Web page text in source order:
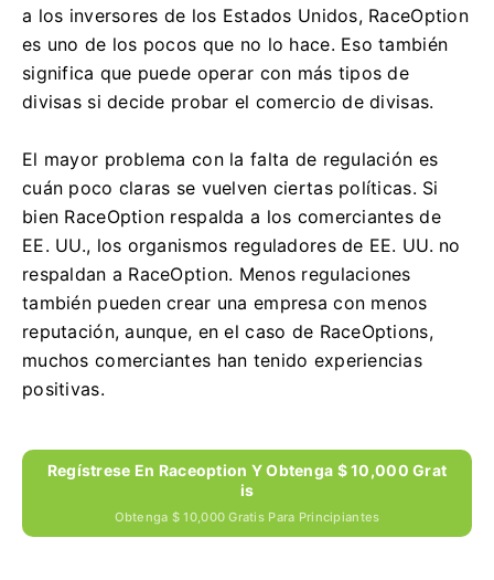
a los inversores de los Estados Unidos, RaceOption
es uno de los pocos que no lo hace. Eso también
significa que puede operar con más tipos de
divisas si decide probar el comercio de divisas.
El mayor problema con la falta de regulación es
cuán poco claras se vuelven ciertas políticas. Si
bien RaceOption respalda a los comerciantes de
EE. UU., los organismos reguladores de EE. UU. no
respaldan a RaceOption. Menos regulaciones
también pueden crear una empresa con menos
reputación, aunque, en el caso de RaceOptions,
muchos comerciantes han tenido experiencias
positivas.
Regístrese En Raceoption Y Obtenga $ 10,000 Grat
Is
Obtenga $ 10,000 Gratis Para Principiantes